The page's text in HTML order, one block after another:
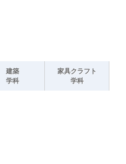
建築
学科
家具クラフト
学科